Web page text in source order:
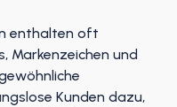
enthalten oft
Markenzeichen und
Kunden dazu,